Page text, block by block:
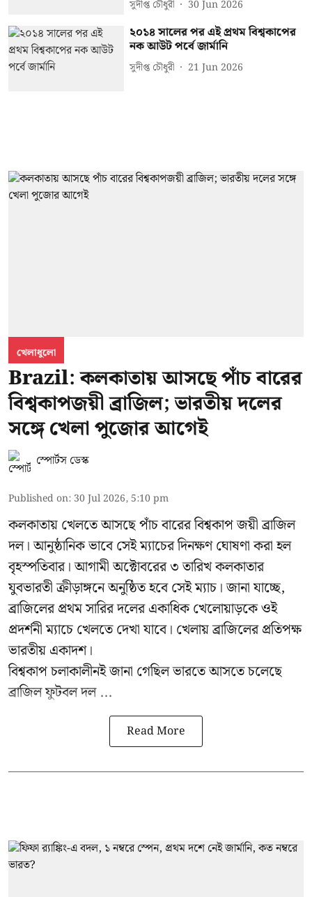
সুদীপ্ত চৌধুরী 30 Jun 2026
২০১৪ সালের পর এই প্রথম বিশ্বকাপের
নক আউট পর্বে জার্মানি
সুদীপ্ত চৌধুরী 21 Jun 2026
খেলাধুলো
Brazil: কলকাতায় আসছে পাঁচ বারের
বিশ্বকাপজয়ী ব্রাজিল; ভারতীয় দলের
সঙ্গে খেলা পুজোর আগেই
স্পোর্টস ডেস্ক
Published on: 30 Jul 2026, 5:10 pm
কলকাতায় খেলতে আসছে পাঁচ বারের বিশ্বকাপ জয়ী ব্রাজিল
দল। আনুষ্ঠানিক ভাবে সেই ম্যাচের দিনক্ষণ ঘোষণা করা হল
বৃহস্পতিবার। আগামী অক্টোবরের ৩ তারিখ কলকাতার
যুবভারতী ক্রীড়াঙ্গনে অনুষ্ঠিত হবে সেই ম্যাচ। জানা যাচ্ছে,
ব্রাজিলের প্রথম সারির দলের একাধিক খেলোয়াড়কে ওই
প্রদর্শনী ম্যাচে খেলতে দেখা যাবে। খেলায় ব্রাজিলের প্রতিপক্ষ
ভারতীয় একাদশ।
বিশ্বকাপ চলাকালীনই জানা গেছিল ভারতে আসতে চলেছে
ব্রাজিল ফুটবল দল ...
Read More